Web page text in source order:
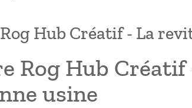
Hub Créatif - La
Rog Hub
usine